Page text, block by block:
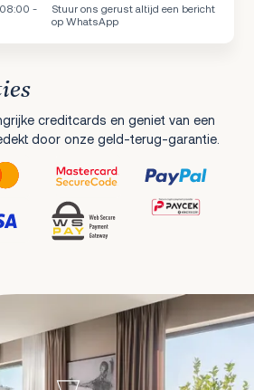
-
Stuur ons gerust altijd een bericht
op WhatsApp
creditcards en geniet van een
door onze geld-terug-garantie.